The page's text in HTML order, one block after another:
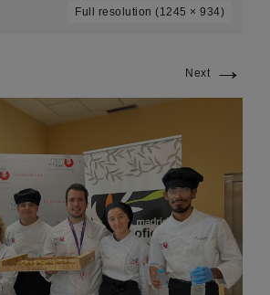
Full resolution (1245 × 934)
Next →